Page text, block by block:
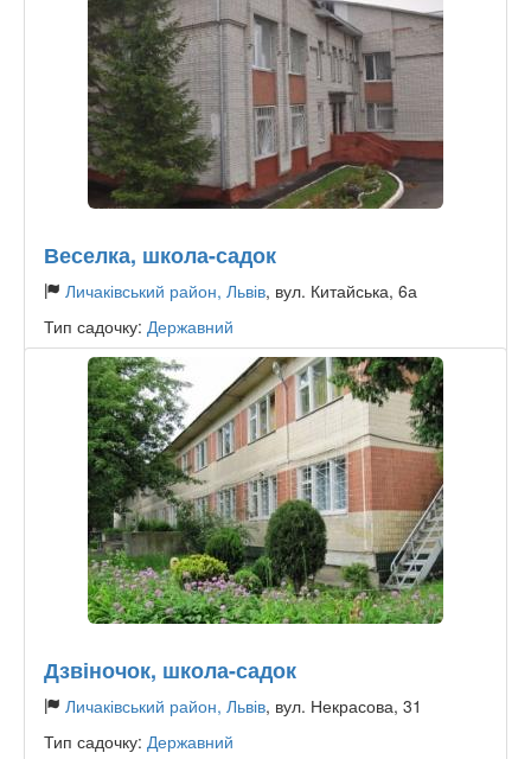
Веселка, школа-садок
Личаківський район, Львів, вул. Китайська, 6а
Тип садочку: Державний
Дзвіночок, школа-садок
Личаківський район, Львів, вул. Некрасова, 31
Тип садочку: Державний